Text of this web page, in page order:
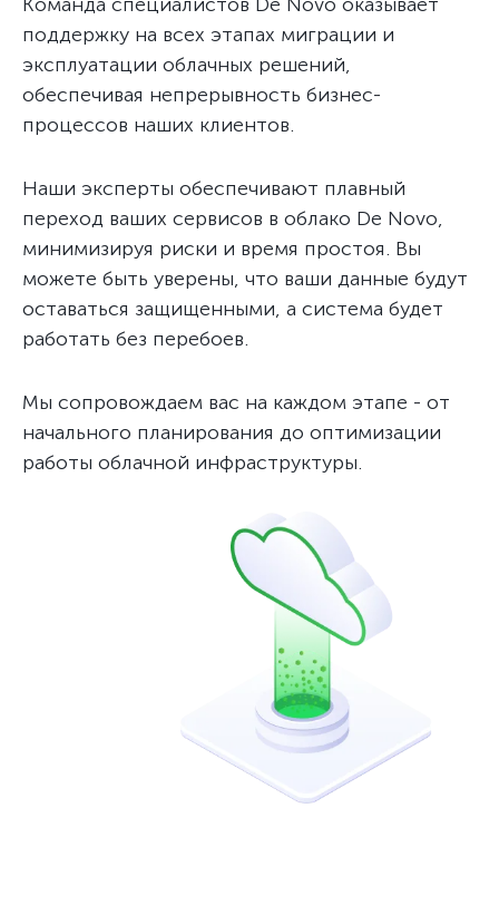
поддержку на всех этапах миграции и
эксплуатации облачных решений,
обеспечивая непрерывность бизнес-
процессов наших клиентов.
Наши эксперты обеспечивают плавный
переход ваших сервисов в облако De Novo,
минимизируя риски и время простоя. Вы
можете быть уверены, что ваши данные будут
оставаться защищенными, а система будет
работать без перебоев.
Мы сопровождаем вас на каждом этапе - от
начального планирования до оптимизации
работы облачной инфраструктуры.